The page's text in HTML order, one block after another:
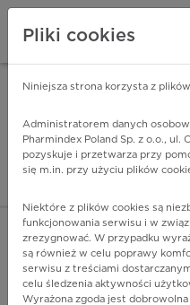
ZALOGUJ SIĘ
Pliki cookies
Niniejsza strona korzysta z
Administratorem danych
Pharmindex Poland Sp. z o.o., ul.
pozyskuje i przetwarza przy
się m.in. przy użyciu plików
Niektóre z plików cookies są
funkcjonowania serwisu i w
zrezygnować. W przypadku
są również w celu poprawy
serwisu z treściami
celu śledzenia aktywności
Wyrażona zgoda jest
ZA DARMO - w